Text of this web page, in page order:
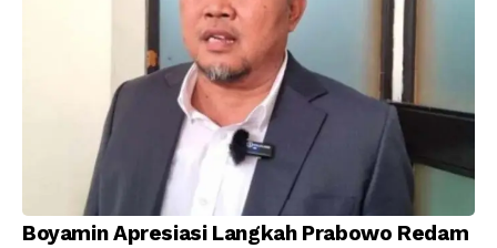
Boyamin Apresiasi Langkah Prabowo Redam